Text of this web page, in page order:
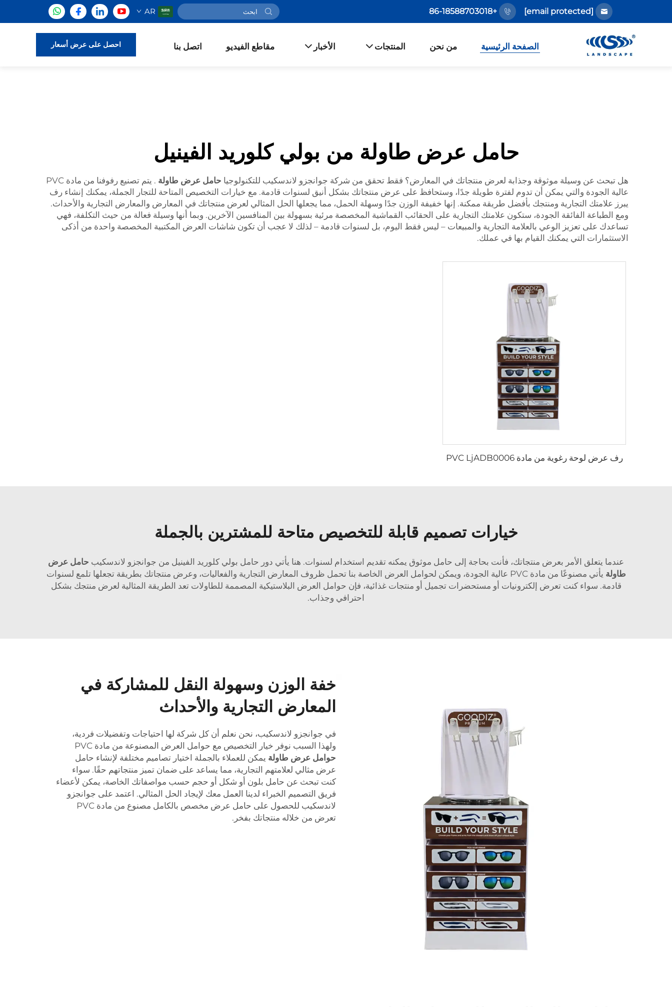
[email protected]
+86-18588703018
AR
الصفحة الرئيسية من نحن المنتجات الأخبار مقاطع الفيديو اتصل بنا احصل على عرض أسعار
حامل عرض طاولة من بولي كلوريد الفينيل
هل تبحث عن وسيلة موثوقة وجذابة لعرض منتجاتك في المعارض؟ فقط تحقق من شركة جوانجزو لاندسكيب للتكنولوجيا حامل عرض طاولة
. يتم تصنيع رفوفنا من مادة PVC
عالية الجودة والتي يمكن أن تدوم لفترة طويلة جدًا، وستحافظ على عرض منتجاتك بشكل أنيق لسنوات قادمة. مع خيارات التخصيص المتاحة للتجار الجملة، يمكنك إنشاء رف
يبرز علامتك التجارية ومنتجك بأفضل طريقة ممكنة. إنها خفيفة الوزن جدًا وسهلة الحمل، مما يجعلها الحل المثالي لعرض منتجاتك في المعارض والمعارض التجارية والأحداث.
ومع الطباعة الفائقة الجودة، ستكون علامتك التجارية على الحقائب القماشية المخصصة مرئية بسهولة بين المنافسين الآخرين. وبما أنها وسيلة فعالة من حيث التكلفة، فهي
تساعدك على تعزيز الوعي بالعلامة التجارية والمبيعات – ليس فقط اليوم، بل لسنوات قادمة – لذلك لا عجب أن تكون شاشات العرض المكتبية المخصصة واحدة من أذكى
الاستثمارات التي يمكنك القيام بها في عملك.
رف عرض لوحة رغوية من مادة PVC LjADB0006
خيارات تصميم قابلة للتخصيص متاحة للمشترين بالجملة
عندما يتعلق الأمر بعرض منتجاتك، فأنت بحاجة إلى حامل موثوق يمكنه تقديم استخدام لسنوات. هنا يأتي دور حامل بولي كلوريد الفينيل من جوانجزو لاندسكيب حامل عرض
طاولة
يأتي مصنوعًا من مادة PVC عالية الجودة، ويمكن لحوامل العرض الخاصة بنا تحمل ظروف المعارض التجارية والفعاليات، وعرض منتجاتك بطريقة تجعلها تلمع لسنوات
قادمة. سواء كنت تعرض إلكترونيات أو مستحضرات تجميل أو منتجات غذائية، فإن حوامل العرض البلاستيكية المصممة للطاولات تعد الطريقة المثالية لعرض منتجك بشكل
احترافي وجذاب.
خفة الوزن وسهولة النقل للمشاركة في
المعارض التجارية والأحداث
في جوانجزو لاندسكيب، نحن نعلم أن كل شركة لها احتياجات وتفضيلات فردية،
ولهذا السبب نوفر خيار التخصيص مع حوامل العرض المصنوعة من مادة PVC
حوامل عرض طاولة يمكن للعملاء بالجملة اختيار تصاميم مختلفة لإنشاء حامل
عرض مثالي لعلامتهم التجارية، مما يساعد على ضمان تميز منتجاتهم حقًا. سواء
كنت تبحث عن حامل بلون أو شكل أو حجم حسب مواصفاتك الخاصة، يمكن لأعضاء
فريق التصميم الخبراء لدينا العمل معك لإيجاد الحل المثالي. اعتمد على جوانجزو
لاندسكيب للحصول على حامل عرض مخصص بالكامل مصنوع من مادة PVC
تعرض من خلاله منتجاتك بفخر.